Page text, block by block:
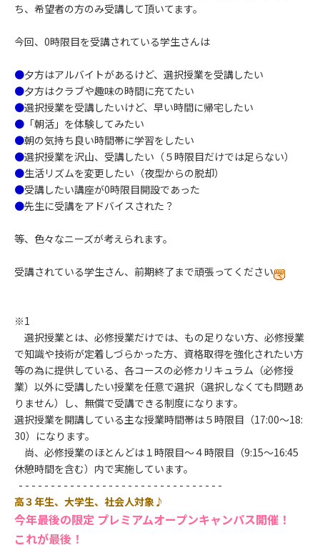
ち、希望者の方のみ受講して頂いてます。
今回、0時限目を受講されている学生さんは
●夕方はアルバイトがあるけど、選択授業を受講したい
●夕方はクラブや趣味の時間に充てたい
●選択授業を受講したいけど、早い時間に帰宅したい
● 「朝活」を体験してみたい
●朝の気持ち良い時間帯に学習をしたい
●選択授業を沢山、受講したい（５時限目だけでは足らない）
●生活リズムを変更したい（夜型からの脱却）
●受講したい講座が0時限目開設であった
●先生に受講をアドバイスされた？
等、色々なニーズが考えられます。
受講されている学生さん、前期終了まで頑張ってください
※1
選択授業とは、必修授業だけでは、もの足りない方、必修授業
で知識や技術が定着しづらかった方、資格取得を強化されたい方
等の為に提供している、各コースの必修カリキュラム（必修授
業）以外に受講したい授業を任意で選択（選択しなくても問題あ
りません）し、無償で受講できる制度になります。
選択授業を開講している主な授業時間帯は５時限目（17:00～18:
30）になります。
尚、必修授業のほとんどは１時限目～４時限目（9:15～16:45
休憩時間を含む）内で実施しています。
- - - - - - - - - - - - - - - - - - - - - - - - - - - - - - - -
高３年生、大学生、社会人対象♪
今年最後の限定 プレミアムオープンキャンパス開催！
これが最後！